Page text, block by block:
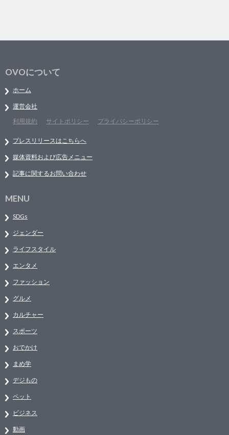
OVOについて
ホーム
運営会社
利用規約
サイトポリシー プライバシーポリシー
プレスリリースはこちらへ
媒体資料および広告メニュー
記事に関するお問い合わせ
MENU
SDGs
ジェンダー
ライフスタイル
エンタメ
ファッション
グルメ
カルチャー
スポーツ
おでかけ
まめ学
デジもの
ペット
ビジネス
動画